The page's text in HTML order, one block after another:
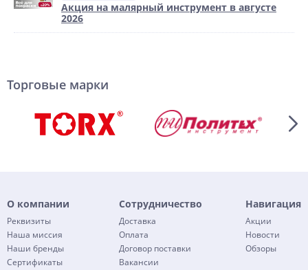
Акция на малярный инструмент в августе
2026
Торговые марки
О компании
Реквизиты
Наша миссия
Наши бренды
Сертификаты
Сотрудничество
Доставка
Оплата
Договор поставки
Вакансии
Навигация
Акции
Новости
Обзоры